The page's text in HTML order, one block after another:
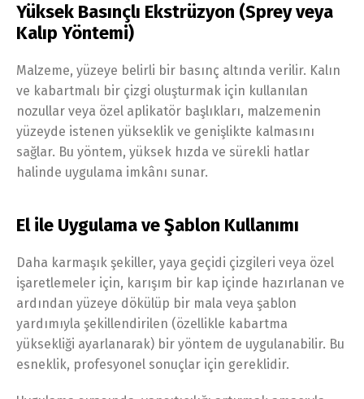
Yüksek Basınçlı Ekstrüzyon (Sprey veya
Kalıp Yöntemi)
Malzeme, yüzeye belirli bir basınç altında verilir. Kalın
ve kabartmalı bir çizgi oluşturmak için kullanılan
nozullar veya özel aplikatör başlıkları, malzemenin
yüzeyde istenen yükseklik ve genişlikte kalmasını
sağlar. Bu yöntem, yüksek hızda ve sürekli hatlar
halinde uygulama imkânı sunar.
El ile Uygulama ve Şablon Kullanımı
Daha karmaşık şekiller, yaya geçidi çizgileri veya özel
işaretlemeler için, karışım bir kap içinde hazırlanan ve
ardından yüzeye dökülüp bir mala veya şablon
yardımıyla şekillendirilen (özellikle kabartma
yüksekliği ayarlanarak) bir yöntem de uygulanabilir. Bu
esneklik, profesyonel sonuçlar için gereklidir.